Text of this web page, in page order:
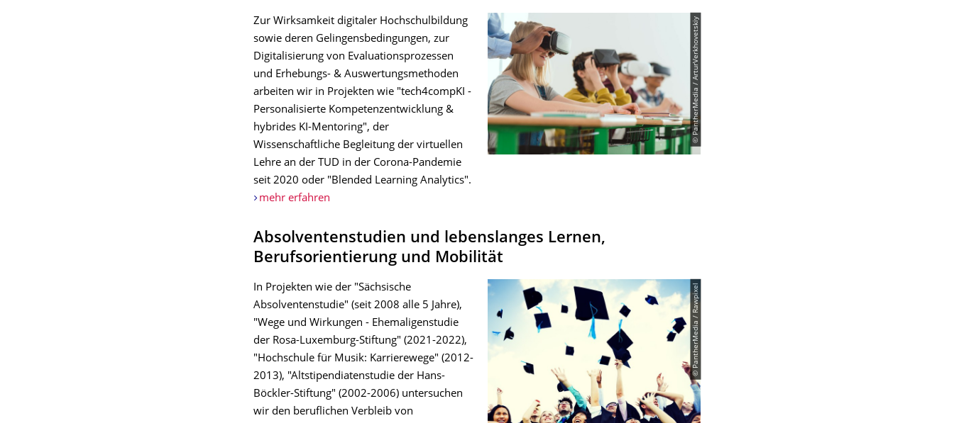
© PantherMedia / ArturVerkhovetskiy
Zur Wirksamkeit digitaler Hochschulbildung
sowie deren Gelingensbedingungen, zur
Digitalisierung von Evaluationsprozessen
und Erhebungs- & Auswertungsmethoden
arbeiten wir in Projekten wie "tech4compKI -
Personalisierte Kompetenzentwicklung &
hybrides KI-Mentoring", der
Wissenschaftliche Begleitung der virtuellen
Lehre an der TUD in der Corona-Pandemie
seit 2020 oder "Blended Learning Analytics".
mehr erfahren
Absolventenstudien und lebenslanges Lernen,
Berufsorientierung und Mobilität
© PantherMedia / Rawpixel
In Projekten wie der "Sächsische
Absolventenstudie" (seit 2008 alle 5 Jahre),
"Wege und Wirkungen - Ehemaligenstudie
der Rosa-Luxemburg-Stiftung" (2021-2022),
"Hochschule für Musik: Karrierewege" (2012-
2013), "Altstipendiatenstudie der Hans-
Böckler-Stiftung" (2002-2006) untersuchen
wir den beruflichen Verbleib von